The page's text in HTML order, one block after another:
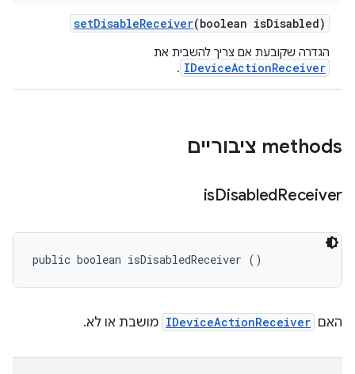
setDisableReceiver(boolean isDisabled)
הגדרה שקובעת אם צריך להשבית את
IDeviceActionReceiver
.
‫methods ציבוריים
isDisabledReceiver
public boolean isDisabledReceiver ()
האם IDeviceActionReceiver מושבת או לא.